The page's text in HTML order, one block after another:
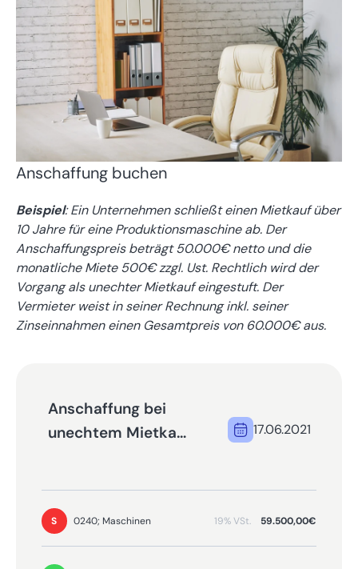
Anschaffung buchen
Beispiel: Ein Unternehmen schließt einen Mietkauf über
10 Jahre für eine Produktionsmaschine ab. Der
Anschaffungspreis beträgt 50.000€ netto und die
monatliche Miete 500€ zzgl. Ust. Rechtlich wird der
Vorgang als unechter Mietkauf eingestuft. Der
Vermieter weist in seiner Rechnung inkl. seiner
Zinseinnahmen einen Gesamtpreis von 60.000€ aus.
Anschaffung bei
unechtem Mietkauf
17.06.2021
S 0240; Maschinen 19% VSt. 59.500,00€